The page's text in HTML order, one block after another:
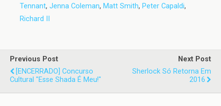
Tennant, Jenna Coleman, Matt Smith, Peter Capaldi,
Richard II
Previous Post
[ENCERRADO] Concurso
Cultural "Esse Shada É Meu!"
Next Post
Sherlock Só Retorna Em
2016